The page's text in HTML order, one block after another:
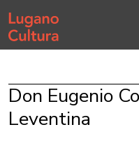
Home page
Don Eugenio
Leventina